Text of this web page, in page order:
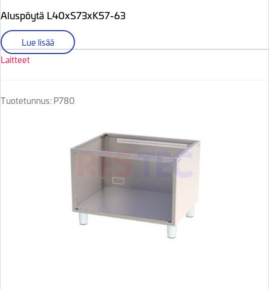
Aluspöytä L40xS73xK57-63
Lue lisää
Laitteet
Tuotetunnus: P780